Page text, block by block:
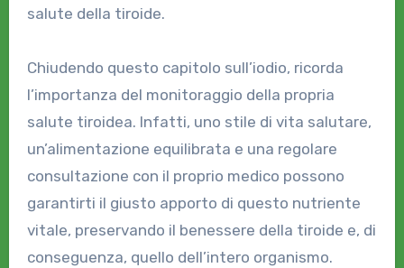
salute della tiroide.
Chiudendo questo capitolo sull’iodio, ricorda
l’importanza del monitoraggio della propria
salute tiroidea. Infatti, uno stile di vita salutare,
un’alimentazione equilibrata e una regolare
consultazione con il proprio medico possono
garantirti il giusto apporto di questo nutriente
vitale, preservando il benessere della tiroide e, di
conseguenza, quello dell’intero organismo.